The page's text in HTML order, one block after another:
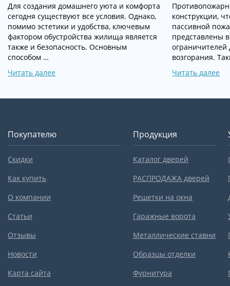
Для создания домашнего уюта и комфорта
сегодня существуют все условия. Однако,
помимо эстетики и удобства, ключевым
фактором обустройства жилища является
также и безопасность. Основным
способом …
Читать далее
конструкции,
пассивной
представлены
ограничителей
возгорания.
Читать далее
Покупателю
Скидки
Как купить
О компании
Статьи
Отзывы
Новости
Карта сайта
Продукция
Каталог дверей
РАСПРОДАЖА дверей
Решетки на окна
Гаражные ворота
Металлические ставни
Образцы отделки
Фурнитура